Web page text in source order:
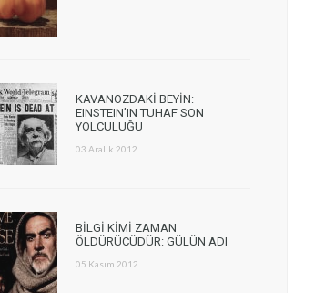
KAVANOZDAKİ BEYİN:
EINSTEIN’IN TUHAF SON
YOLCULUĞU
03 Aralık 2012
BİLGİ KİMİ ZAMAN
ÖLDÜRÜCÜDÜR: GÜLÜN ADI
05 Kasım 2012